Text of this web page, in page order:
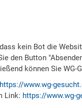
kein Bot die
den Button
können Sie WG-
https://www.wg-
Link: https://www.wg-